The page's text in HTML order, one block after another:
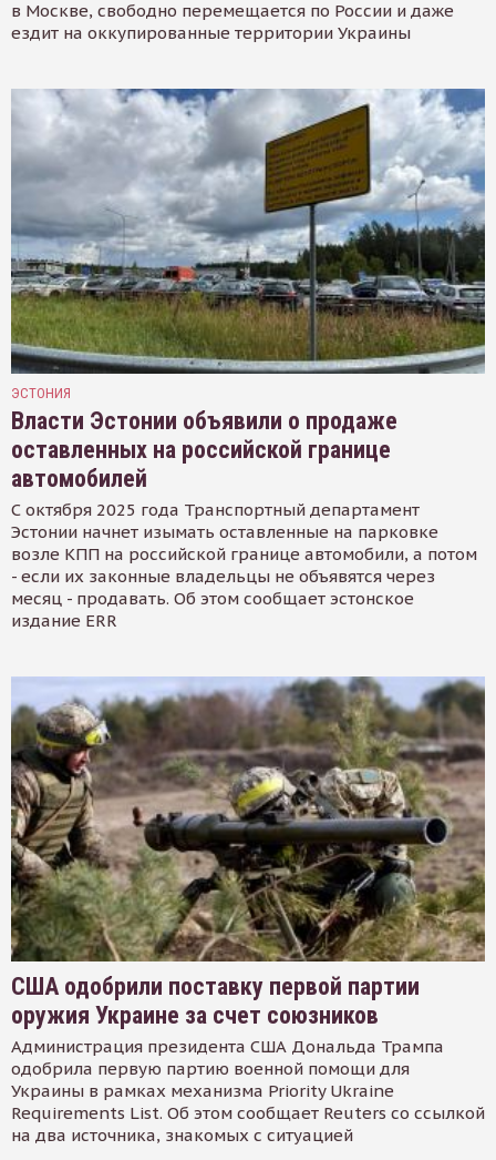
в Москве, свободно перемещается по России и даже
ездит на оккупированные территории Украины
ЭСТОНИЯ
Власти Эстонии объявили о продаже
оставленных на российской границе
автомобилей
С октября 2025 года Транспортный департамент
Эстонии начнет изымать оставленные на парковке
возле КПП на российской границе автомобили, а потом
- если их законные владельцы не объявятся через
месяц - продавать. Об этом сообщает эстонское
издание ERR
США одобрили поставку первой партии
оружия Украине за счет союзников
Администрация президента США Дональда Трампа
одобрила первую партию военной помощи для
Украины в рамках механизма Priority Ukraine
Requirements List. Об этом сообщает Reuters со ссылкой
на два источника, знакомых с ситуацией